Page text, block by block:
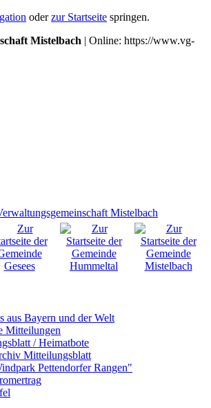
oderzur Startseite springen.
Mistelbach | Online: https://www.vg-
aus Bayern und der Welt
Mitteilungen
/ Heimatbote
Mitteilungsblatt
Pettendorfer Rangen"